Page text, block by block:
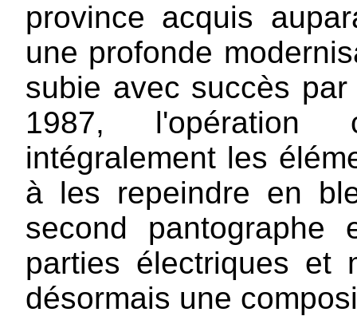
province acquis
une profonde
subie avec succès
1987, l'opération
intégralement les
à les repeindre en
second
parties électriques et
désormais une